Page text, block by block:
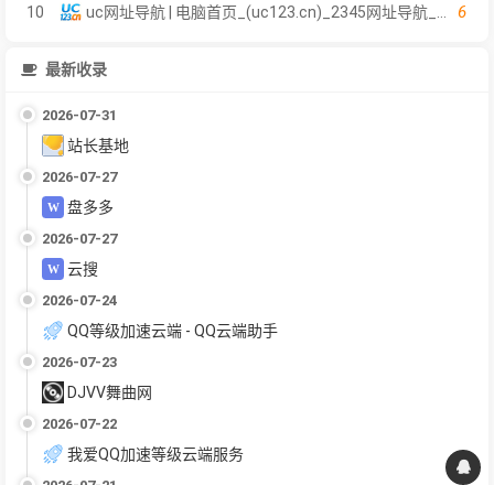
10 6
最新收录
2026-07-31
站长基地
2026-07-27
盘多多
2026-07-27
云搜
2026-07-24
QQ等级加速云端 - QQ云端助手
2026-07-23
DJVV舞曲网
2026-07-22
我爱QQ加速等级云端服务